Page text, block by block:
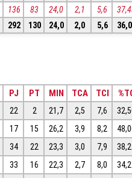
136 83 24,0 2,1 5,6
292 130 24,0 2,0 5,6
PJ PT MIN TCA TCI
22 2 21,7 2,5 7,6
17 15 26,2 3,9 8,2
34 22 23,3 3,0 7,9
33 16 22,3 2,7 8,0